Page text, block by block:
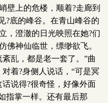
壁上的危楼，顺着?走廊到
?底的峰谷。在青山峰谷的
，澄澈的日光映照在她?们
佛神仙临世，缥缈欲飞。
乱，都是老一套了。”曲
着?身侧人说话，“可是冥
说得?很奇怪，好像外面
指掌一样。还有最后那